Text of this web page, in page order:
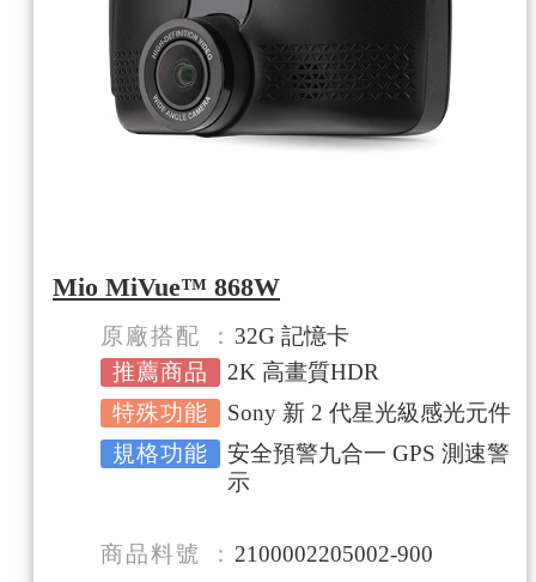
Mio MiVue™ 868W
原廠搭配
32G 記憶卡
推薦商品
2K 高畫質HDR
特殊功能
Sony 新 2 代星光級感光元件
規格功能
安全預警九合一 GPS 測速警
示
商品料號 2100002205002-900